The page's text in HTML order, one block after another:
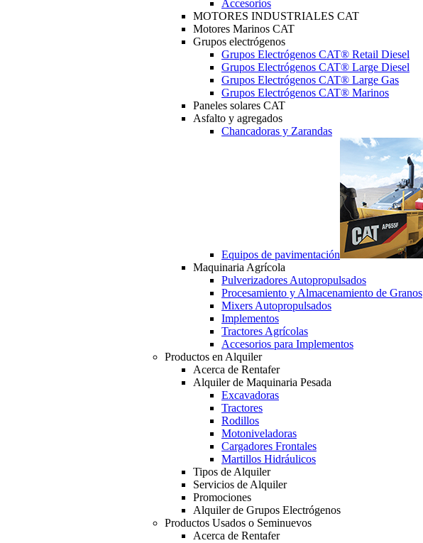
Accesorios
MOTORES INDUSTRIALES CAT
Motores Marinos CAT
Grupos electrógenos
Grupos Electrógenos CAT® Retail Diesel
Grupos Electrógenos CAT® Large Diesel
Grupos Electrógenos CAT® Large Gas
Grupos Electrógenos CAT® Marinos
Paneles solares CAT
Asfalto y agregados
Chancadoras y Zarandas
Equipos de pavimentación
Maquinaria Agrícola
Pulverizadores Autopropulsados
Procesamiento y Almacenamiento de Granos
Mixers Autopropulsados
Implementos
Tractores Agrícolas
Accesorios para Implementos
Productos en Alquiler
Acerca de Rentafer
Alquiler de Maquinaria Pesada
Excavadoras
Tractores
Rodillos
Motoniveladoras
Cargadores Frontales
Martillos Hidráulicos
Tipos de Alquiler
Servicios de Alquiler
Promociones
Alquiler de Grupos Electrógenos
Productos Usados o Seminuevos
Acerca de Rentafer